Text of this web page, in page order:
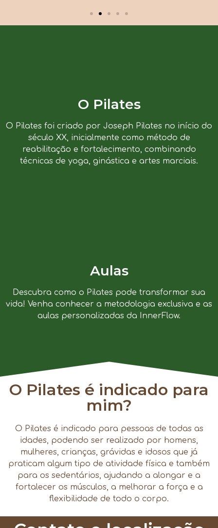
O Pilates
O Pilates foi criado por Joseph Pilates no início do
século XX, inicialmente como método de
reabilitação e fortalecimento, combinando
técnicas de yoga, ginástica e artes marciais.
Aulas
Descubra como o Pilates pode transformar sua
vida! Venha conhecer a metodologia exclusiva e as
aulas personalizadas da InnerFlow.
O Pilates é indicado para
mim?
O Pilates é indicado para pessoas de todas as
idades, podendo ser realizado por homens,
mulheres, crianças, grávidas e idosos que já
praticam algum tipo de atividade física e também
para os sedentários, ajudando a alongar e a
fortalecer os músculos, a melhorar a força e a
flexibilidade de todo o corpo.